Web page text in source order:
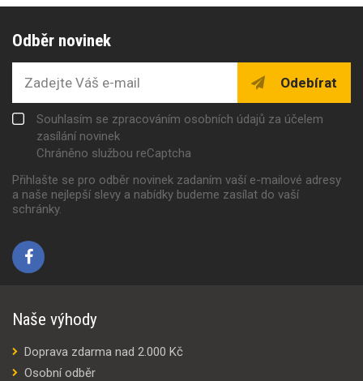
Odběr novinek
Odebírat
Souhlasím se zpracováním osobních údajů za účelem
zasílání novinek
Chráněno službou reCaptcha
Přihlašte se pro odběr novinek zadaním vaší e-mailové adresy
a naše nejlepší slevy a nabídky budeme zasílat do vaší
schránky.
Naše výhody
Doprava zdarma nad 2.000 Kč
Osobní odběr